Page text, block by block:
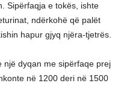
Sipërfaqja e tokës, ishte
ndërkohë që palët
hapur gjyq njëra-tjetrës.
një dyqan me sipërfaqe prej
në 1200 deri në 1500